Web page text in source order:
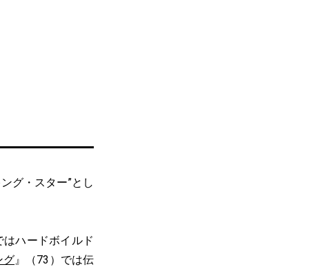
グ・スター”とし
はハードボイルド
グ』（73）では伝